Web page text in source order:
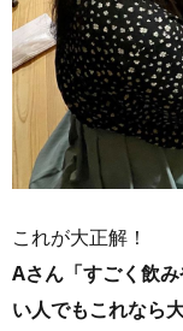
これが大正解！
Aさん「すごく飲
い人でもこれなら